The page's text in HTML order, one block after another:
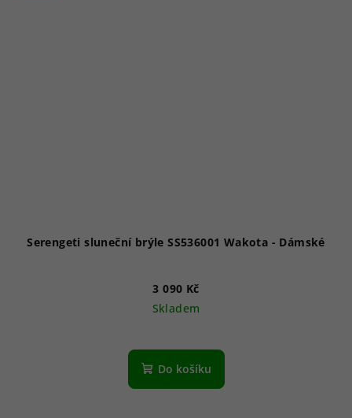
Serengeti sluneční brýle SS536001 Wakota - Dámské
3 090 Kč
Skladem
Do košíku